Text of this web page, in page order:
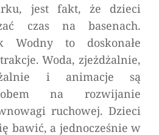
jest fakt, że dzieci
czas na basenach.
Wodny to doskonałe
Woda, zjeżdżalnie,
i animacje są
na rozwijanie
ruchowej. Dzieci
bawić, a jednocześnie w